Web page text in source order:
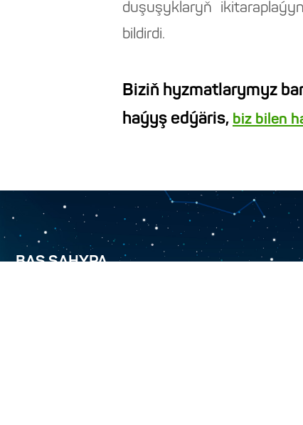
duşuşyklaryň
bildirdi.
Biziň hyzmatlarymyz
haýyş edýäris, biz bilen
BAŞ SAHYPA